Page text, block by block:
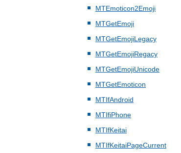
MTEmoticon2Emoji
MTGetEmoji
MTGetEmojiLegacy
MTGetEmojiRegacy
MTGetEmojiUnicode
MTGetEmoticon
MTIfAndroid
MTIfiPhone
MTIfKeitai
MTIfKeitaiPageCurrent